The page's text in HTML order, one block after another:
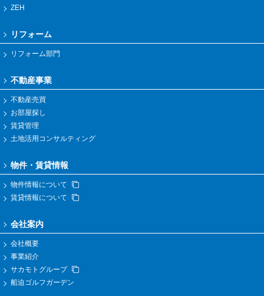
ZEH
リフォーム
リフォーム部門
不動産事業
不動産売買
お部屋探し
賃貸管理
土地活用コンサルティング
物件・賃貸情報
物件情報について
賃貸情報について
会社案内
会社概要
事業紹介
サカモトグループ
船迫ゴルフガーデン